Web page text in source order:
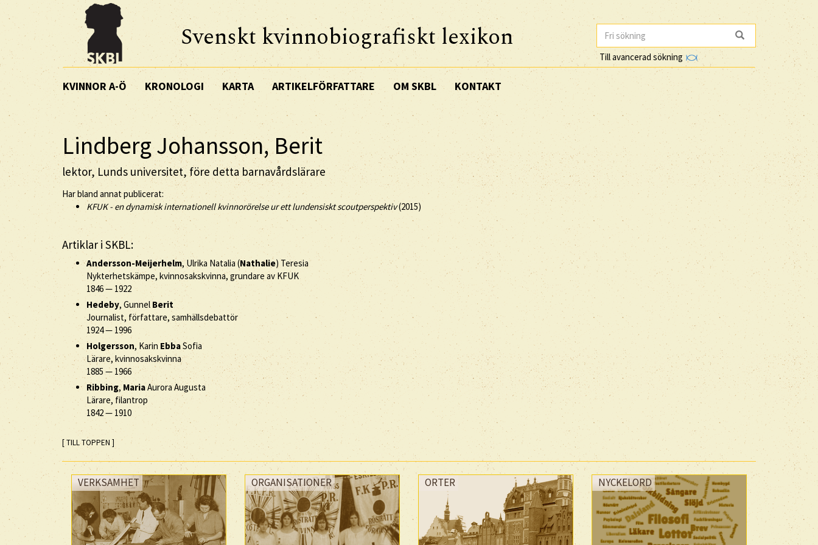
Svenskt kvinnobiografiskt lexikon
Till avancerad sökning
KVINNOR A-Ö KRONOLOGI KARTA ARTIKELFÖRFATTARE OM SKBL KONTAKT
Lindberg Johansson, Berit
lektor, Lunds universitet, före detta barnavårdslärare
Har bland annat publicerat:
KFUK - en dynamisk internationell kvinnorörelse ur ett lundensiskt scoutperspektiv(2015)
Artiklar i SKBL:
Andersson-Meijerhelm, Ulrika Natalia (Nathalie) Teresia
Nykterhetskämpe, kvinnosakskvinna, grundare av KFUK
1846— 1922
Hedeby, Gunnel Berit
Journalist, författare, samhällsdebattör
1924— 1996
Holgersson, Karin EbbaSofia
Lärare, kvinnosakskvinna
1885 —1966
Ribbing,MariaAurora Augusta
Lärare, filantrop
1842— 1910
[ TILL TOPPEN ]
VERKSAMHET ORGANISATIONER ORTER NYCKELORD